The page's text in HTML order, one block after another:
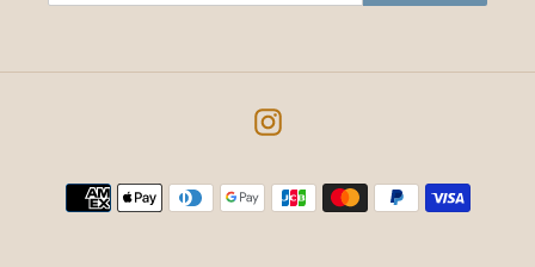
Instagram
Moyens
de